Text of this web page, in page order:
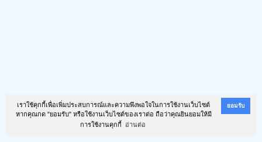
เราใช้คุกกี้เพื่อเพิ่มประสบการณ์และความพึงพอใจในการใช้งานเว็บไซต์
หากคุณกด "ยอมรับ" หรือใช้งานเว็บไซต์ของเราต่อ ถือว่าคุณยินยอมให้มี
การใช้งานคุกกี้
อ่านต่อ
ยอมรับ